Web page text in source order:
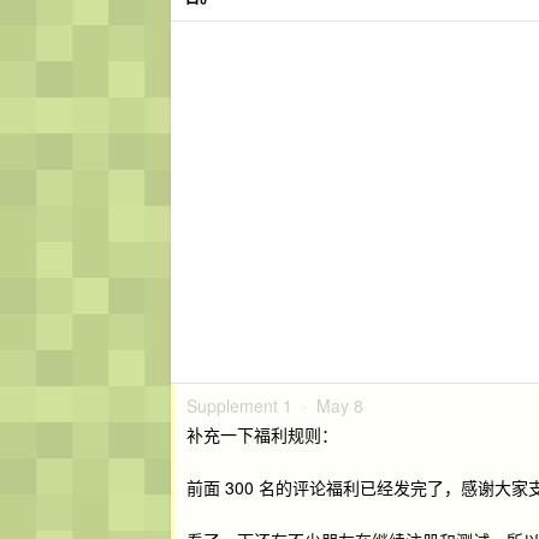
Supplement 1 · May 8
补充一下福利规则：
前面 300 名的评论福利已经发完了，感谢大家